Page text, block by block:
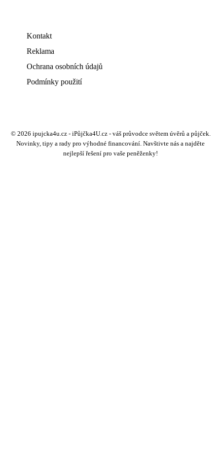
Kontakt
Reklama
Ochrana osobních údajů
Podmínky použití
© 2026 ipujcka4u.cz - iPůjčka4U.cz - váš průvodce světem úvěrů a půjček.
Novinky, tipy a rady pro výhodné financování. Navštivte nás a najděte
nejlepší řešení pro vaše peněženky!